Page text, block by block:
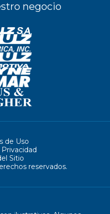
negocio
reservados.
de Uso
Sitio